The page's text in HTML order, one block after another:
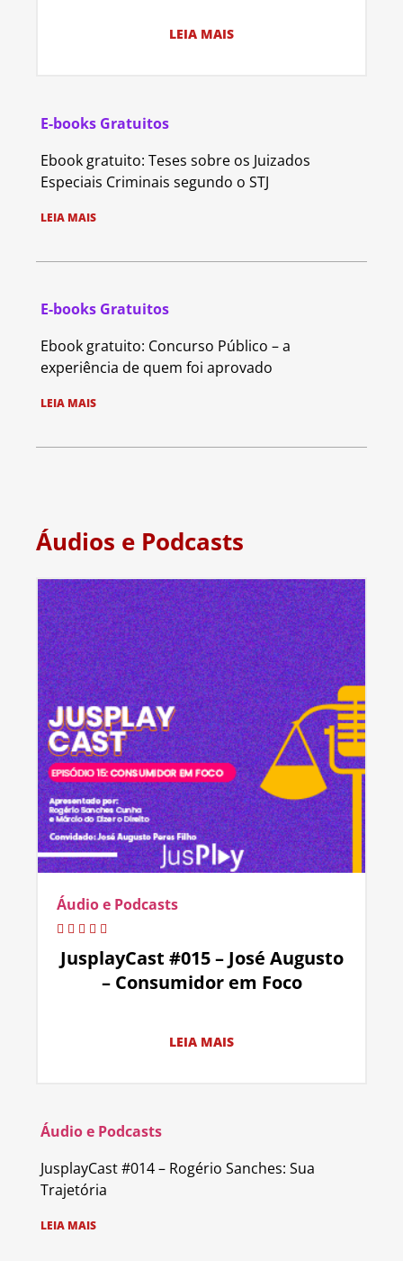
LEIA MAIS
E-books Gratuitos
Ebook gratuito: Teses sobre os Juizados
Especiais Criminais segundo o STJ
LEIA MAIS
E-books Gratuitos
Ebook gratuito: Concurso Público – a
experiência de quem foi aprovado
LEIA MAIS
Áudios e Podcasts
Áudio e Podcasts
JusplayCast #015 – José Augusto
– Consumidor em Foco
LEIA MAIS
Áudio e Podcasts
JusplayCast #014 – Rogério Sanches: Sua
Trajetória
LEIA MAIS